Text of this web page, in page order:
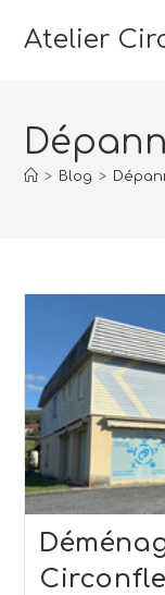
Atelier
> Blog >